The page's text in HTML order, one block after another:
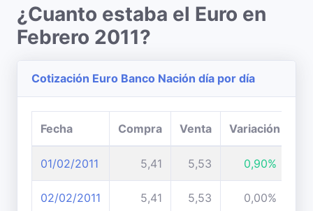
¿Cuanto estaba el Euro en
Febrero 2011?
Cotización Euro Banco Nación día por día
Fecha Compra Venta Variación
01/02/2011 5,41 5,53 0,90%
02/02/2011 5,41 5,53 0,00%